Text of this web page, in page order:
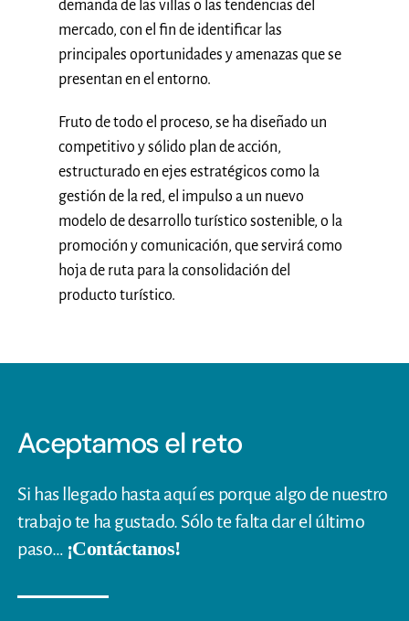
demanda de las villas o las tendencias del
mercado, con el fin de identificar las
principales oportunidades y amenazas que se
presentan en el entorno.
Fruto de todo el proceso, se ha diseñado un
competitivo y sólido plan de acción,
estructurado en ejes estratégicos como la
gestión de la red, el impulso a un nuevo
modelo de desarrollo turístico sostenible, o la
promoción y comunicación, que servirá como
hoja de ruta para la consolidación del
producto turístico.
Aceptamos el reto
Si has llegado hasta aquí es porque algo de nuestro
trabajo te ha gustado. Sólo te falta dar el último
paso… ¡Contáctanos!